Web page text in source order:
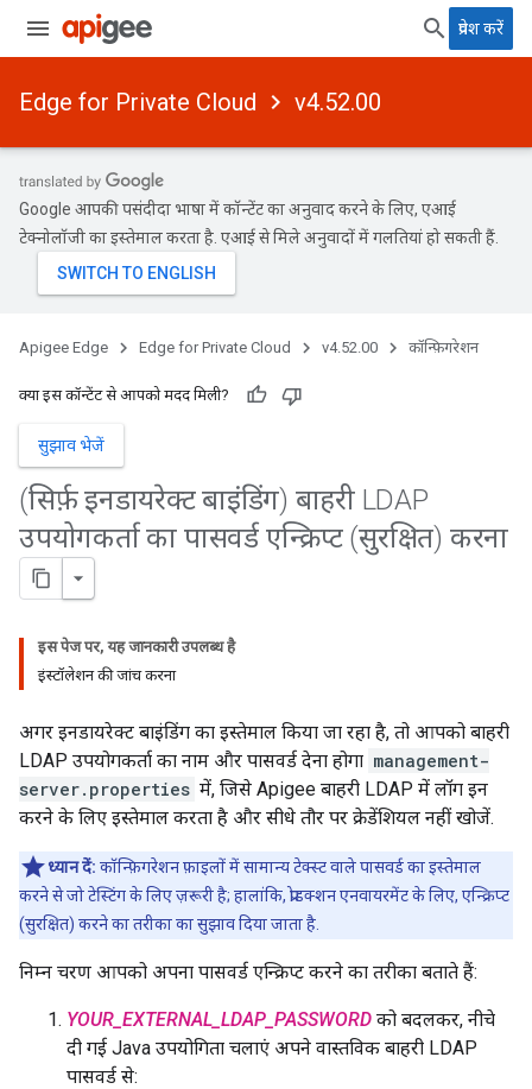
प्रवेश करें
Edge for Private Cloud v4.52.00
Google आपकी पसंदीदा भाषा में कॉन्टेंट का अनुवाद करने के लिए, एआई
टेक्नोलॉजी का इस्तेमाल करता है. एआई से मिले अनुवादों में गलतियां हो सकती हैं.
Apigee Edge Edge for Private Cloud v4.52.00 कॉन्फ़िगरेशन
क्या इस कॉन्टेंट से आपको मदद मिली?
सुझाव भेजें
(सिर्फ़ इनडायरेक्ट बाइंडिंग) बाहरी LDAP
उपयोगकर्ता का पासवर्ड एन्क्रिप्ट (सुरक्षित) करना
इस पेज पर, यह जानकारी उपलब्ध है
इंस्टॉलेशन की जांच करना
अगर इनडायरेक्ट बाइंडिंग का इस्तेमाल किया जा रहा है, तो आपको बाहरी
LDAP उपयोगकर्ता का नाम और पासवर्ड देना होगा management-
server.properties में, जिसे Apigee बाहरी LDAP में लॉग इन
करने के लिए इस्तेमाल करता है और सीधे तौर पर क्रेडेंशियल नहीं खोजें.
ध्यान दें: कॉन्फ़िगरेशन फ़ाइलों में सामान्य टेक्स्ट वाले पासवर्ड का इस्तेमाल
करने से जो टेस्टिंग के लिए ज़रूरी है; हालांकि, प्रोडक्शन एनवायरमेंट के लिए, एन्क्रिप्ट
(सुरक्षित) करने का तरीका का सुझाव दिया जाता है.
निम्न चरण आपको अपना पासवर्ड एन्क्रिप्ट करने का तरीका बताते हैं:
YOUR_EXTERNAL_LDAP_PASSWORD को बदलकर, नीचे
दी गई Java उपयोगिता चलाएं अपने वास्तविक बाहरी LDAP
पासवर्ड से: